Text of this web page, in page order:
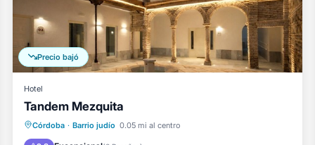
Precio bajó
Hotel
Tandem Mezquita
Córdoba · Barrio judío 0.05 mi al centro
Cocina Aire acondicionado
Apto para niños